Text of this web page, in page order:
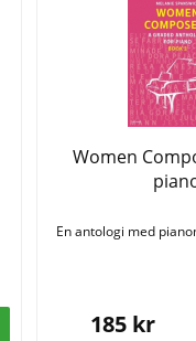
Women
En antologi med
185 kr